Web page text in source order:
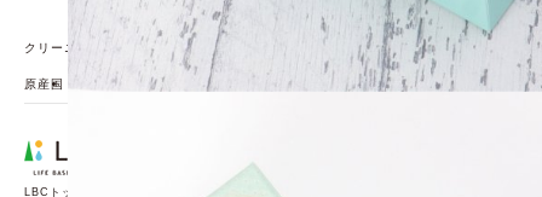
青1 (ピンク):赤227 赤504 黄4 青1
クリーニング方法
原産国
LBCトップページ